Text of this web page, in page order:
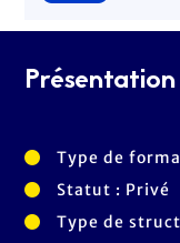
Présentation
Type de
Statut : Privé
Type de